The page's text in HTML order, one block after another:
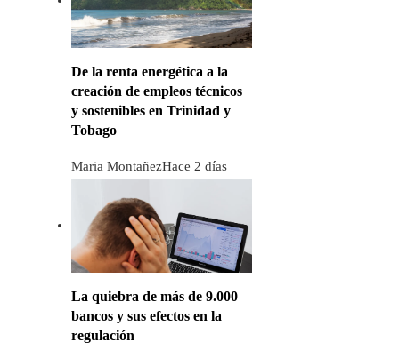
De la renta energética a la
creación de empleos técnicos
y sostenibles en Trinidad y
Tobago
Maria MontañezHace 2 días
La quiebra de más de 9.000
bancos y sus efectos en la
regulación